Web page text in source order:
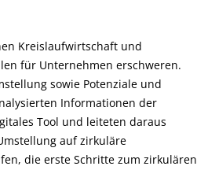
Kreislaufwirtschaft und
für Unternehmen erschweren.
sowie Potenziale und
Informationen der
Tool und leiteten daraus
auf zirkuläre
die erste Schritte zum zirkulären